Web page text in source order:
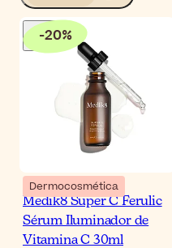
-20%
Dermocosmética
Medik8 Super C Ferulic
Sérum Iluminador de
Vitamina C 30ml